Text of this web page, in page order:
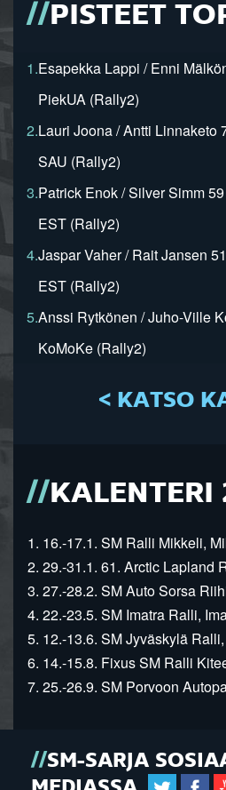
PISTEET
1.Esapekka Lappi / Enni
PiekUA (Rally2)
2.Lauri Joona / Antti Linnaketo
SAU (Rally2)
3.Patrick Enok / Silver Simm
EST (Rally2)
4.Jaspar Vaher / Rait Jansen
EST (Rally2)
5.Anssi Rytkönen / Juho-Ville
KoMoKe (Rally2)
< KATSO
1. 16.-17.1. SM Ralli Mikkeli,
2. 29.-31.1. 61. Arctic Lapland
3. 27.-28.2. SM Auto Sorsa
4. 22.-23.5. SM Imatra Ralli,
5. 12.-13.6. SM Jyväskylä
6. 14.-15.8. Fixus SM Ralli
7. 25.-26.9. SM Porvoon
SM-SARJA